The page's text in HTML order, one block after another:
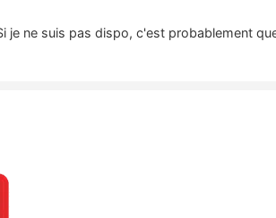
je ne suis pas dispo, c'est probablement